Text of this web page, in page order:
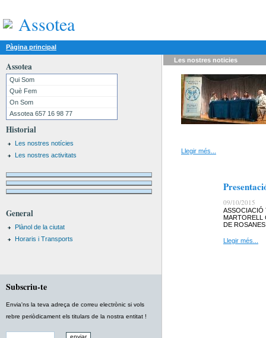
Assotea
Pàgina principal
Assotea
Qui Som
Què Fem
On Som
Assotea 657 16 98 77
Historial
Les nostres notícies
Les nostres activitats
General
Plànol de la ciutat
Horaris i Transports
Subscriu-te
Envia'ns la teva adreça de correu electrònic si vols
rebre periòdicament els titulars de la nostra entitat !
Les nostres noticies
Llegir més...
09/10/2015
ASSOCIACIÓ
MARTORELL
DE
Llegir més...